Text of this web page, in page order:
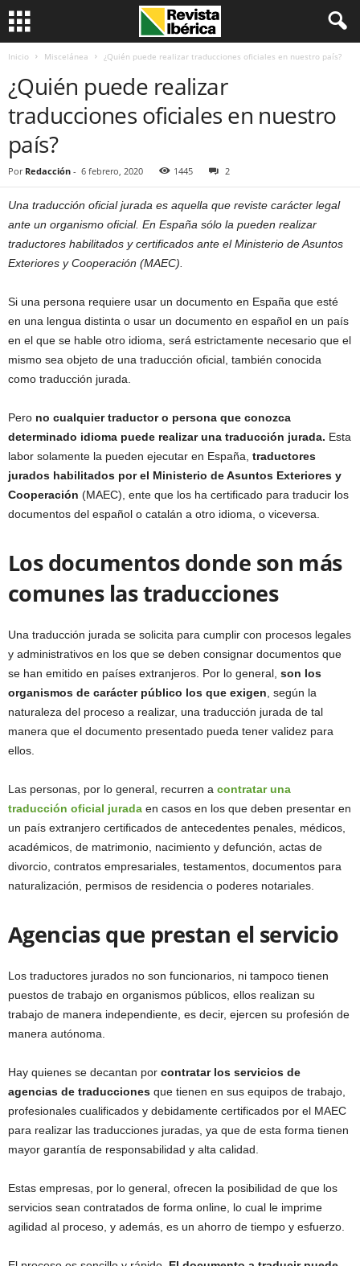
Inicio Miscelánea ¿Quién puede realizar traducciones oficiales en nuestro país?
¿Quién puede realizar
traducciones oficiales en nuestro
país?
Por Redacción - 6 febrero, 2020 1445 2
Una traducción oficial jurada es aquella que reviste carácter legal
ante un organismo oficial. En España sólo la pueden realizar
traductores habilitados y certificados ante el Ministerio de Asuntos
Exteriores y Cooperación (MAEC).
Si una persona requiere usar un documento en España que esté
en una lengua distinta o usar un documento en español en un país
en el que se hable otro idioma, será estrictamente necesario que el
mismo sea objeto de una traducción oficial, también conocida
como traducción jurada.
Pero no cualquier traductor o persona que conozca
determinado idioma puede realizar una traducción jurada. Esta
labor solamente la pueden ejecutar en España, traductores
jurados habilitados por el Ministerio de Asuntos Exteriores y
Cooperación (MAEC), ente que los ha certificado para traducir los
documentos del español o catalán a otro idioma, o viceversa.
Los documentos donde son más
comunes las traducciones
Una traducción jurada se solicita para cumplir con procesos legales
y administrativos en los que se deben consignar documentos que
se han emitido en países extranjeros. Por lo general, son los
organismos de carácter público los que exigen , según la
naturaleza del proceso a realizar, una traducción jurada de tal
manera que el documento presentado pueda tener validez para
ellos.
Las personas, por lo general, recurren a contratar una
traducción oficial jurada en casos en los que deben presentar en
un país extranjero certificados de antecedentes penales, médicos,
académicos, de matrimonio, nacimiento y defunción, actas de
divorcio, contratos empresariales, testamentos, documentos para
naturalización, permisos de residencia o poderes notariales.
Agencias que prestan el servicio
Los traductores jurados no son funcionarios, ni tampoco tienen
puestos de trabajo en organismos públicos, ellos realizan su
trabajo de manera independiente, es decir, ejercen su profesión de
manera autónoma.
Hay quienes se decantan por contratar los servicios de
agencias de traducciones que tienen en sus equipos de trabajo,
profesionales cualificados y debidamente certificados por el MAEC
para realizar las traducciones juradas, ya que de esta forma tienen
mayor garantía de responsabilidad y alta calidad.
Estas empresas, por lo general, ofrecen la posibilidad de que los
servicios sean contratados de forma online, lo cual le imprime
agilidad al proceso, y además, es un ahorro de tiempo y esfuerzo.